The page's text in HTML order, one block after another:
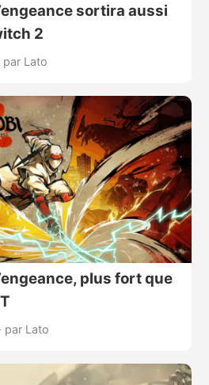
sortira aussi
2
par Lato
plus fort que
· par Lato